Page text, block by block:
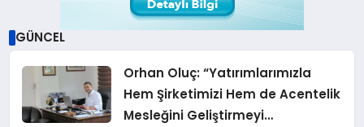
GÜNCEL
Orhan Oluç: “Yatırımlarımızla
Hem Şirketimizi Hem de Acentelik
Mesleğini Geliştirmeyi